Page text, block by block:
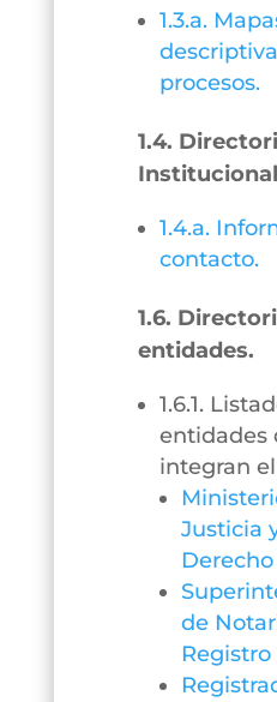
1.3.a.
procesos.
1.4.
1.4.a.
contacto.
1.6.
entidades.
1.6.1.
entidades
integran
Justicia
Derecho
de
Registro